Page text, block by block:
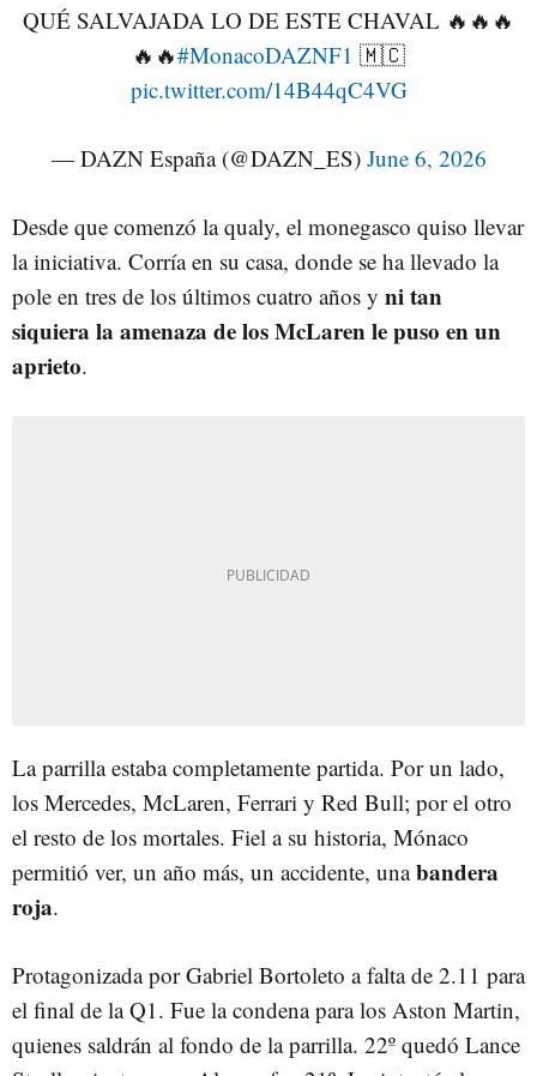
QUÉ SALVAJADA LO DE ESTE CHAVAL 🔥🔥🔥
🔥🔥#MonacoDAZNF1 🇲🇨
pic.twitter.com/14B44qC4VG
— DAZN España (@DAZN_ES) June 6, 2026
Desde que comenzó la qualy, el monegasco quiso llevar
la iniciativa. Corría en su casa, donde se ha llevado la
pole en tres de los últimos cuatro años y ni tan
siquiera la amenaza de los McLaren le puso en un
aprieto.
La parrilla estaba completamente partida. Por un lado,
los Mercedes, McLaren, Ferrari y Red Bull; por el otro
el resto de los mortales. Fiel a su historia, Mónaco
permitió ver, un año más, un accidente, unabandera
roja.
Protagonizada por Gabriel Bortoleto a falta de 2.11 para
el final de la Q1. Fue la condena para los Aston Martin,
quienes saldrán al fondo de la parrilla. 22º quedó Lance